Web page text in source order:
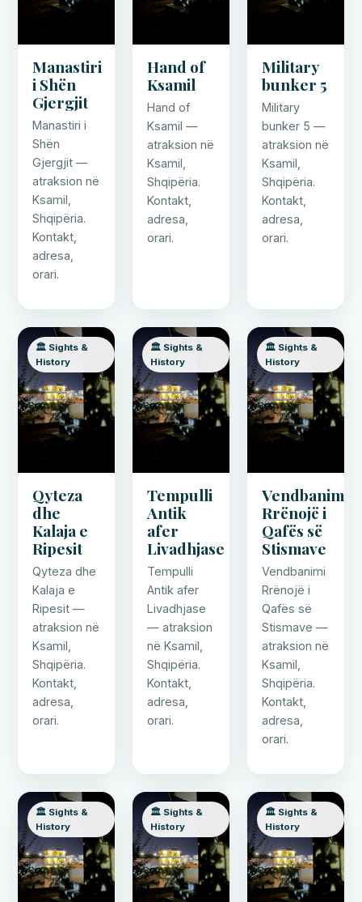
Manastiri
i Shën
Gjergjit
Manastiri i
Shën
Gjergjit —
atraksion në
Ksamil,
Shqipëria.
Kontakt,
adresa,
orari.
Hand of
Ksamil
Hand of
Ksamil —
atraksion në
Ksamil,
Shqipëria.
Kontakt,
adresa,
orari.
Military
bunker 5
Military
bunker 5 —
atraksion në
Ksamil,
Shqipëria.
Kontakt,
adresa,
orari.
🏛️ Sights &
History
Qyteza
dhe
Kalaja e
Ripesit
Qyteza dhe
Kalaja e
Ripesit —
atraksion në
Ksamil,
Shqipëria.
Kontakt,
adresa,
orari.
🏛️ Sights &
History
Tempulli
Antik
afer
Livadhjase
Tempulli
Antik afer
Livadhjase
— atraksion
në Ksamil,
Shqipëria.
Kontakt,
adresa,
orari.
🏛️ Sights &
History
Vendbanimi
Rrënojë i
Qafës së
Stismave
Vendbanimi
Rrënojë i
Qafës së
Stismave —
atraksion në
Ksamil,
Shqipëria.
Kontakt,
adresa,
orari.
🏛️ Sights &
History
🏛️ Sights &
History
🏛️ Sights &
History